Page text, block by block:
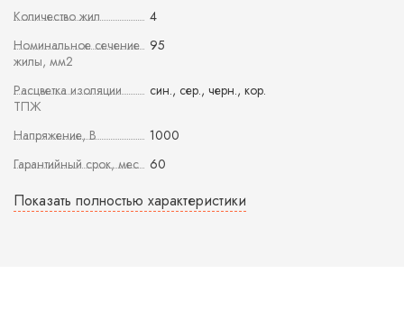
Количество жил
4
Номинальное сечение
жилы, мм2
95
Расцветка изоляции
ТПЖ
син., сер., черн., кор.
Напряжение, В
1000
Гарантийный срок, мес
60
Показать полностью характеристики